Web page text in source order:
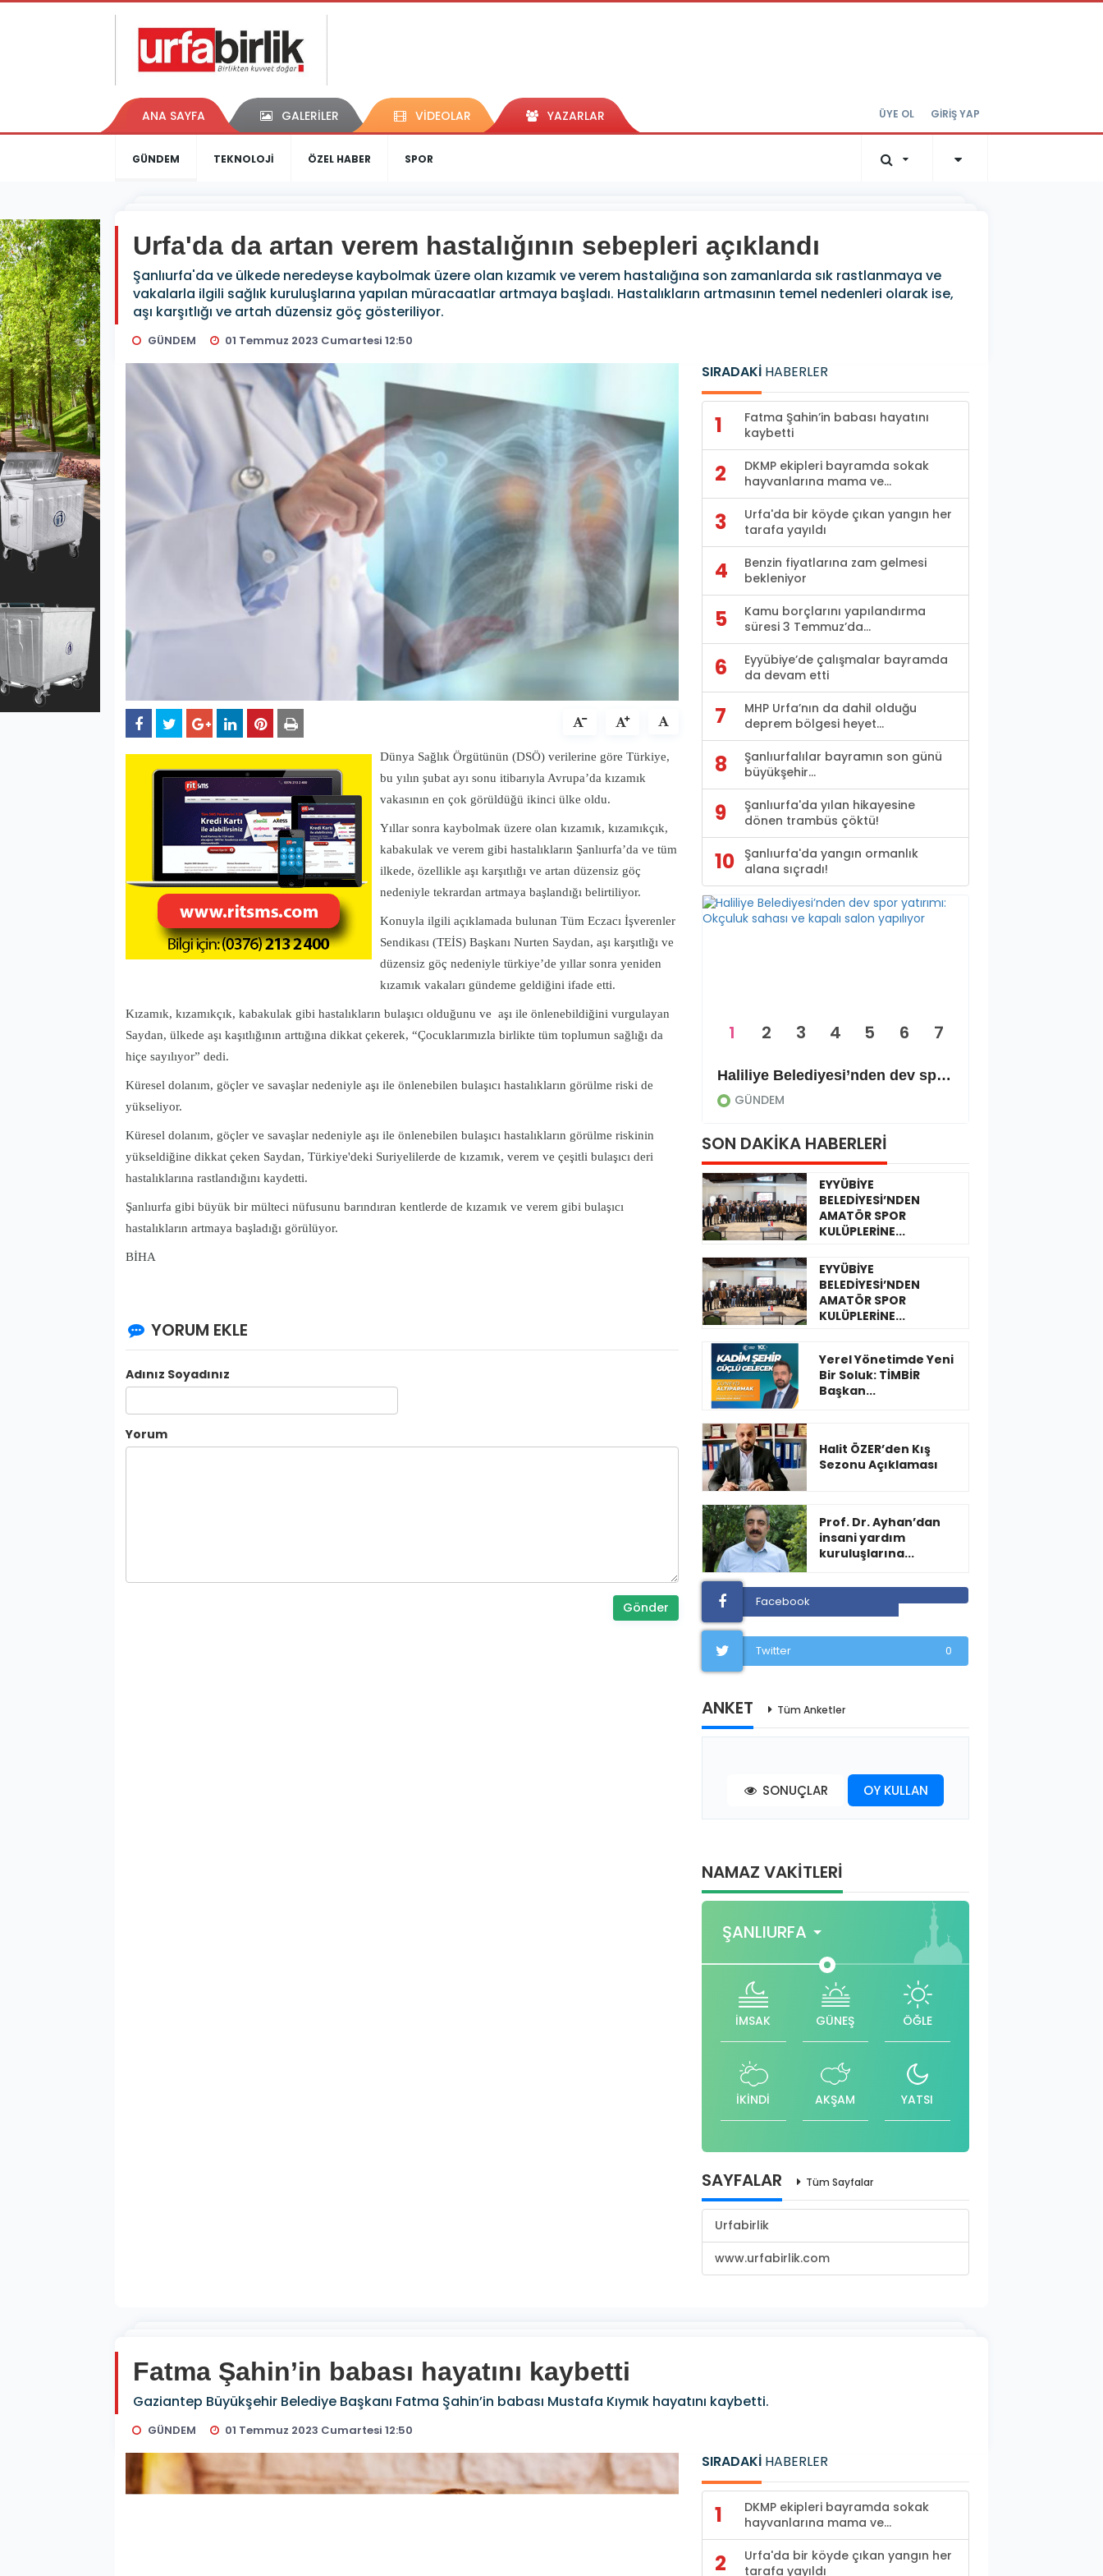
ANA SAYFA GALERİLER VİDEOLAR YAZARLAR ÜYE OL GİRİŞ YAP
GÜNDEM TEKNOLOJİ ÖZEL HABER SPOR
Urfa'da da artan verem hastalığının sebepleri açıklandı
Şanlıurfa'da ve ülkede neredeyse kaybolmak üzere olan kızamık ve verem hastalığına son zamanlarda sık rastlanmaya ve
vakalarla ilgili sağlık kuruluşlarına yapılan müracaatlar artmaya başladı. Hastalıkların artmasının temel nedenleri olarak ise,
aşı karşıtlığı ve artah düzensiz göç gösteriliyor.
GÜNDEM 01 Temmuz 2023 Cumartesi 12:50
Dünya Sağlık Örgütünün (DSÖ) verilerine göre Türkiye,
bu yılın şubat ayı sonu itibarıyla Avrupa’da kızamık
vakasının en çok görüldüğü ikinci ülke oldu.
Yıllar sonra kaybolmak üzere olan kızamık, kızamıkçık,
kabakulak ve verem gibi hastalıkların Şanlıurfa’da ve tüm
ilkede, özellikle aşı karşıtlığı ve artan düzensiz göç
nedeniyle tekrardan artmaya başlandığı belirtiliyor.
Konuyla ilgili açıklamada bulunan Tüm Eczacı İşverenler
Sendikası (TEİS) Başkanı Nurten Saydan, aşı karşıtlığı ve
düzensiz göç nedeniyle türkiye’de yıllar sonra yeniden
kızamık vakaları gündeme geldiğini ifade etti.
Kızamık, kızamıkçık, kabakulak gibi hastalıkların bulaşıcı olduğunu ve aşı ile önlenebildiğini vurgulayan
Saydan, ülkede aşı kaşıtlığının arttığına dikkat çekerek, “Çocuklarımızla birlikte tüm toplumun sağlığı da
hiçe sayılıyor” dedi.
Küresel dolanım, göçler ve savaşlar nedeniyle aşı ile önlenebilen bulaşıcı hastalıkların görülme riski de
yükseliyor.
Küresel dolanım, göçler ve savaşlar nedeniyle aşı ile önlenebilen bulaşıcı hastalıkların görülme riskinin
yükseldiğine dikkat çeken Saydan, Türkiye'deki Suriyelilerde de kızamık, verem ve çeşitli bulaşıcı deri
hastalıklarına rastlandığını kaydetti.
Şanlıurfa gibi büyük bir mülteci nüfusunu barındıran kentlerde de kızamık ve verem gibi bulaşıcı
hastalıkların artmaya başladığı görülüyor.
BİHA
YORUM EKLE
Adınız Soyadınız
Yorum
Gönder
SIRADAKİ HABERLER
1
Fatma Şahin’in babası hayatını
kaybetti
2
DKMP ekipleri bayramda sokak
hayvanlarına mama ve...
3
Urfa'da bir köyde çıkan yangın her
tarafa yayıldı
4
Benzin fiyatlarına zam gelmesi
bekleniyor
5
Kamu borçlarını yapılandırma
süresi 3 Temmuz’da...
6
Eyyübiye’de çalışmalar bayramda
da devam etti
7
MHP Urfa’nın da dahil olduğu
deprem bölgesi heyet...
8
Şanlıurfalılar bayramın son günü
büyükşehir...
9
Şanlıurfa'da yılan hikayesine
dönen trambüs çöktü!
10
Şanlıurfa'da yangın ormanlık
alana sıçradı!
Haliliye Belediyesi’nden dev spor yatırımı: Okçuluk sahası ve kapalı salon yapılıyor
GÜNDEM
1 2 3 4 5 6 7
SON DAKİKA HABERLERİ
EYYÜBİYE
BELEDİYESİ’NDEN
AMATÖR SPOR
KULÜPLERİNE...
EYYÜBİYE
BELEDİYESİ’NDEN
AMATÖR SPOR
KULÜPLERİNE...
Yerel Yönetimde Yeni
Bir Soluk: TİMBİR
Başkan...
Halit ÖZER’den Kış
Sezonu Açıklaması
Prof. Dr. Ayhan’dan
insani yardım
kuruluşlarına...
Facebook
Twitter 0
ANKET Tüm Anketler
SONUÇLAR OY KULLAN
NAMAZ VAKİTLERİ
ŞANLIURFA
İMSAK GÜNEŞ ÖĞLE
İKİNDİ AKŞAM YATSI
SAYFALAR Tüm Sayfalar
Urfabirlik
www.urfabirlik.com
Fatma Şahin’in babası hayatını kaybetti
Gaziantep Büyükşehir Belediye Başkanı Fatma Şahin’in babası Mustafa Kıymık hayatını kaybetti.
GÜNDEM 01 Temmuz 2023 Cumartesi 12:50
SIRADAKİ HABERLER
1
DKMP ekipleri bayramda sokak
hayvanlarına mama ve...
2
Urfa'da bir köyde çıkan yangın her
tarafa yayıldı